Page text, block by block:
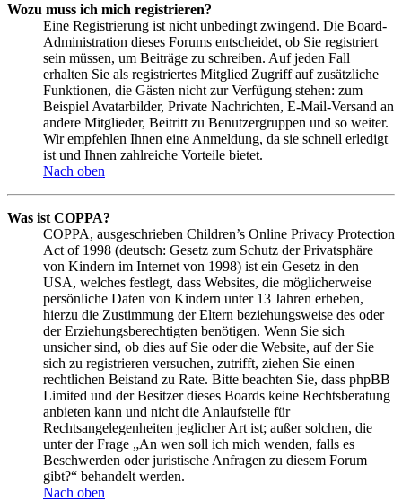
Wozu muss ich mich registrieren?
Eine Registrierung ist nicht unbedingt zwingend. Die Board-
Administration dieses Forums entscheidet, ob Sie registriert
sein müssen, um Beiträge zu schreiben. Auf jeden Fall
erhalten Sie als registriertes Mitglied Zugriff auf zusätzliche
Funktionen, die Gästen nicht zur Verfügung stehen: zum
Beispiel Avatarbilder, Private Nachrichten, E-Mail-Versand an
andere Mitglieder, Beitritt zu Benutzergruppen und so weiter.
Wir empfehlen Ihnen eine Anmeldung, da sie schnell erledigt
ist und Ihnen zahlreiche Vorteile bietet.
Nach oben
Was ist COPPA?
COPPA, ausgeschrieben Children’s Online Privacy Protection
Act of 1998 (deutsch: Gesetz zum Schutz der Privatsphäre
von Kindern im Internet von 1998) ist ein Gesetz in den
USA, welches festlegt, dass Websites, die möglicherweise
persönliche Daten von Kindern unter 13 Jahren erheben,
hierzu die Zustimmung der Eltern beziehungsweise des oder
der Erziehungsberechtigten benötigen. Wenn Sie sich
unsicher sind, ob dies auf Sie oder die Website, auf der Sie
sich zu registrieren versuchen, zutrifft, ziehen Sie einen
rechtlichen Beistand zu Rate. Bitte beachten Sie, dass phpBB
Limited und der Besitzer dieses Boards keine Rechtsberatung
anbieten kann und nicht die Anlaufstelle für
Rechtsangelegenheiten jeglicher Art ist; außer solchen, die
unter der Frage „An wen soll ich mich wenden, falls es
Beschwerden oder juristische Anfragen zu diesem Forum
gibt?“ behandelt werden.
Nach oben